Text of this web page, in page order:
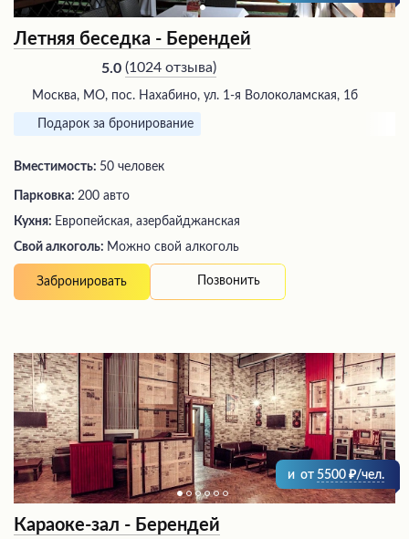
Летняя беседка - Берендей
5.0 (1024 отзыва)
Москва, МО, пос. Нахабино, ул. 1-я Волоколамская, 1б
Подарок за бронирование
Вместимость: 50 человек
Парковка: 200 авто
Кухня: Европейская, азербайджанская
Свой алкоголь: Можно свой алкоголь
Забронировать Позвонить
и от 5500 /чел.
Караоке-зал - Берендей